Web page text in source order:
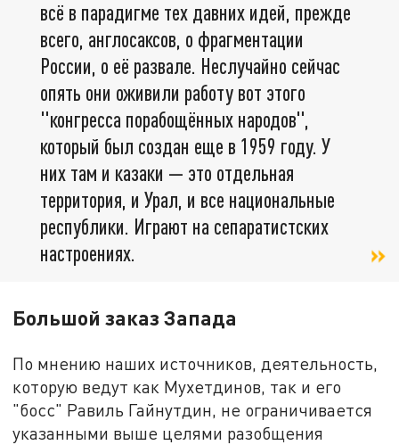
всё в парадигме тех давних идей, прежде
всего, англосаксов, о фрагментации
России, о её развале. Неслучайно сейчас
опять они оживили работу вот этого
"конгресса порабощённых народов",
который был создан еще в 1959 году. У
них там и казаки — это отдельная
территория, и Урал, и все национальные
республики. Играют на сепаратистских
настроениях.
Большой заказ Запада
По мнению наших источников, деятельность,
которую ведут как Мухетдинов, так и его
"босс" Равиль Гайнутдин, не ограничивается
указанными выше целями разобщения